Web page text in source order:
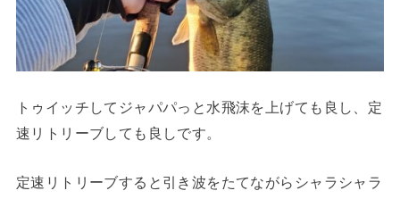
トゥイッチしてジャパパっと水飛沫を上げても良し、定
速リトリーブしても良しです。
定速リトリーブすると引き波をたてながらシャラシャラ